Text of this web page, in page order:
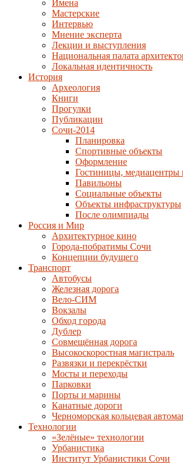
Имена
Мастерские
Интервью
Мнение эксперта
Лекции и выступления
Национальная палата
Локальная идентичность
История
Археология
Книги
Прогулки
Публикации
Сочи-2014
Планировка
Спортивные объекты
Оформление
Гостиницы, медиацентры
Павильоны
Социальные объекты
Объекты инфраструктуры
После олимпиады
Россия и Мир
Архитектурное кино
Города-побратимы Сочи
Концепции будущего
Транспорт
Автобусы
Железная дорога
Вело-СИМ
Вокзалы
Обход города
Дублер
Совмещённая дорога
Высокоскоростная магистраль
Развязки и перекрёстки
Мосты и переходы
Парковки
Порты и марины
Канатные дороги
Черноморская кольцевая
Технологии
«Зелёные» технологии
Урбанистика
Институт Урбанистики Сочи